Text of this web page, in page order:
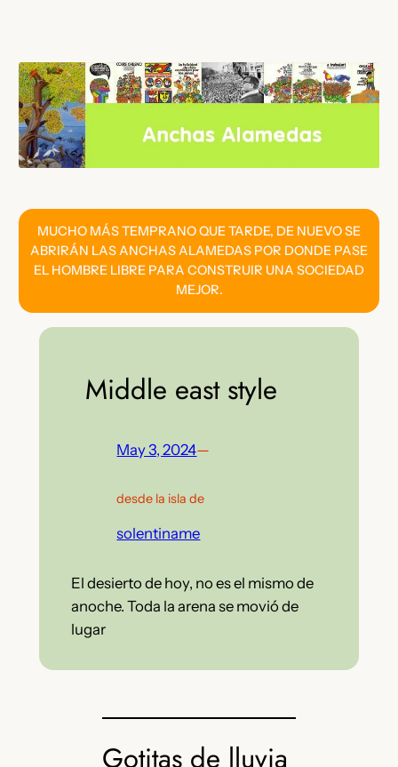
contenido
MUCHO MÁS TEMPRANO QUE TARDE, DE NUEVO SE
ABRIRÁN LAS ANCHAS ALAMEDAS POR DONDE PASE
EL HOMBRE LIBRE PARA CONSTRUIR UNA SOCIEDAD
MEJOR.
Middle east style
May 3, 2024—
desde la isla de
solentiname
El desierto de hoy, no es el mismo de
anoche. Toda la arena se movió de
lugar
Gotitas de lluvia